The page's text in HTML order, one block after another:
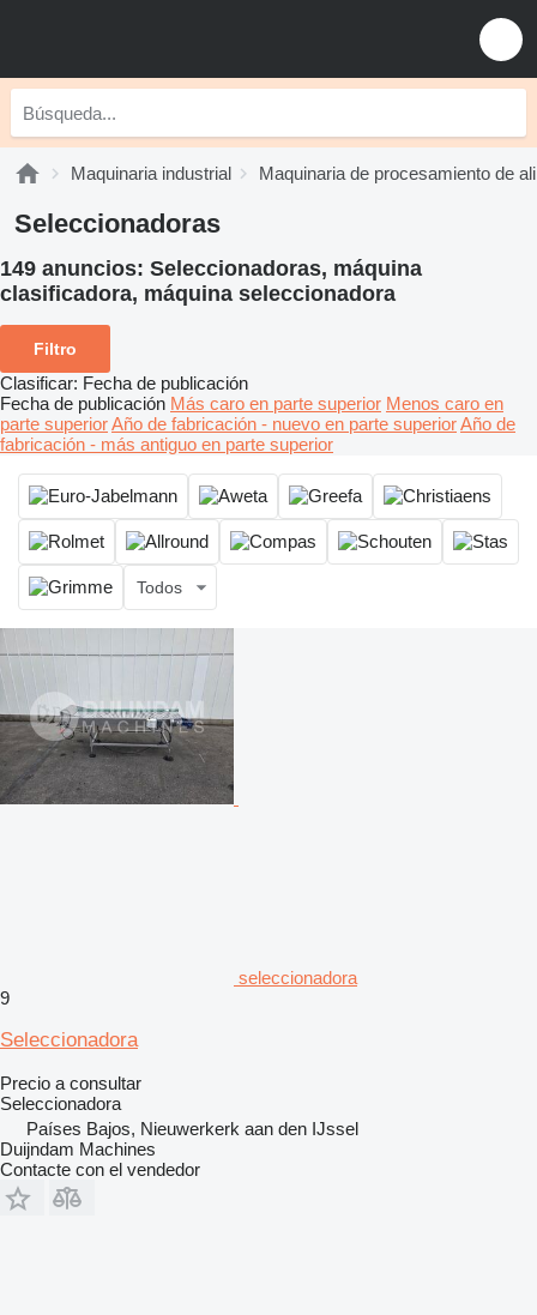
Maquinaria industrial Maquinaria de procesamiento de
Seleccionadoras
149 anuncios: Seleccionadoras, máquina
clasificadora, máquina seleccionadora
Filtro
Clasificar: Fecha de publicación
Fecha de publicación Más caro en parte superior Menos caro en
parte superiorAño de fabricación - nuevo en parte superiorAño de
fabricación - más antiguo en parte superior
Todos
seleccionadora
9
Seleccionadora
Precio a consultar
Seleccionadora
Países Bajos, Nieuwerkerk aan den IJssel
Duijndam Machines
Contacte con el vendedor